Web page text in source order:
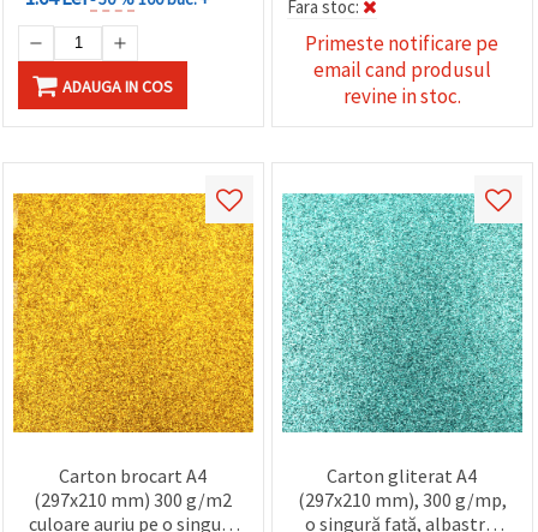
ADAUGA IN COS
Fara stoc:
Primeste notificare pe
email cand produsul
revine in stoc.
Carton brocart A4
(297x210 mm) 300 g/m2
culoare auriu pe o singură
Carton gliterat A4
(297x210 mm), 300 g/mp,
o singură față, albastru,